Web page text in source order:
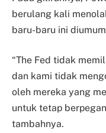
berulang kali
baru-baru ini
“The Fed tidak
dan kami tidak
oleh mereka yang
untuk tetap
tambahnya.